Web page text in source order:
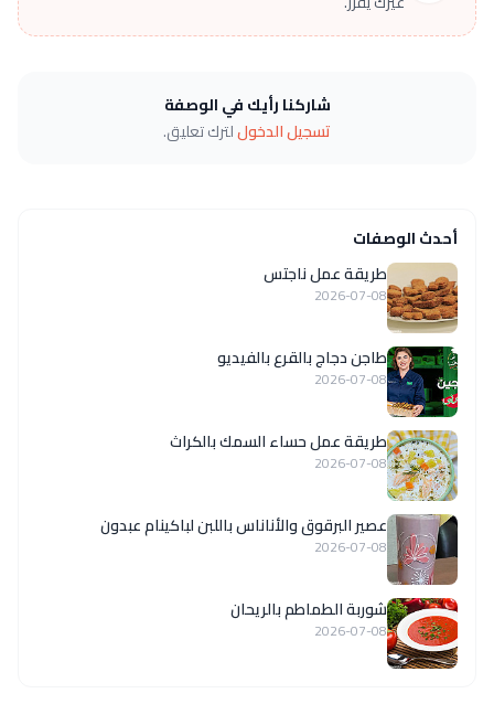
شاركنا رأيك في الوصفة
تسجيل الدخوللترك تعليق.
أحدث الوصفات
طريقة عمل ناجتس
2026-07-08
طاجن دجاج بالقرع بالفيديو
2026-07-08
طريقة عمل حساء السمك بالكراث
2026-07-08
عصير البرقوق والأناناس باللبن لباكينام عبدون
2026-07-08
شوربة الطماطم بالريحان
2026-07-08